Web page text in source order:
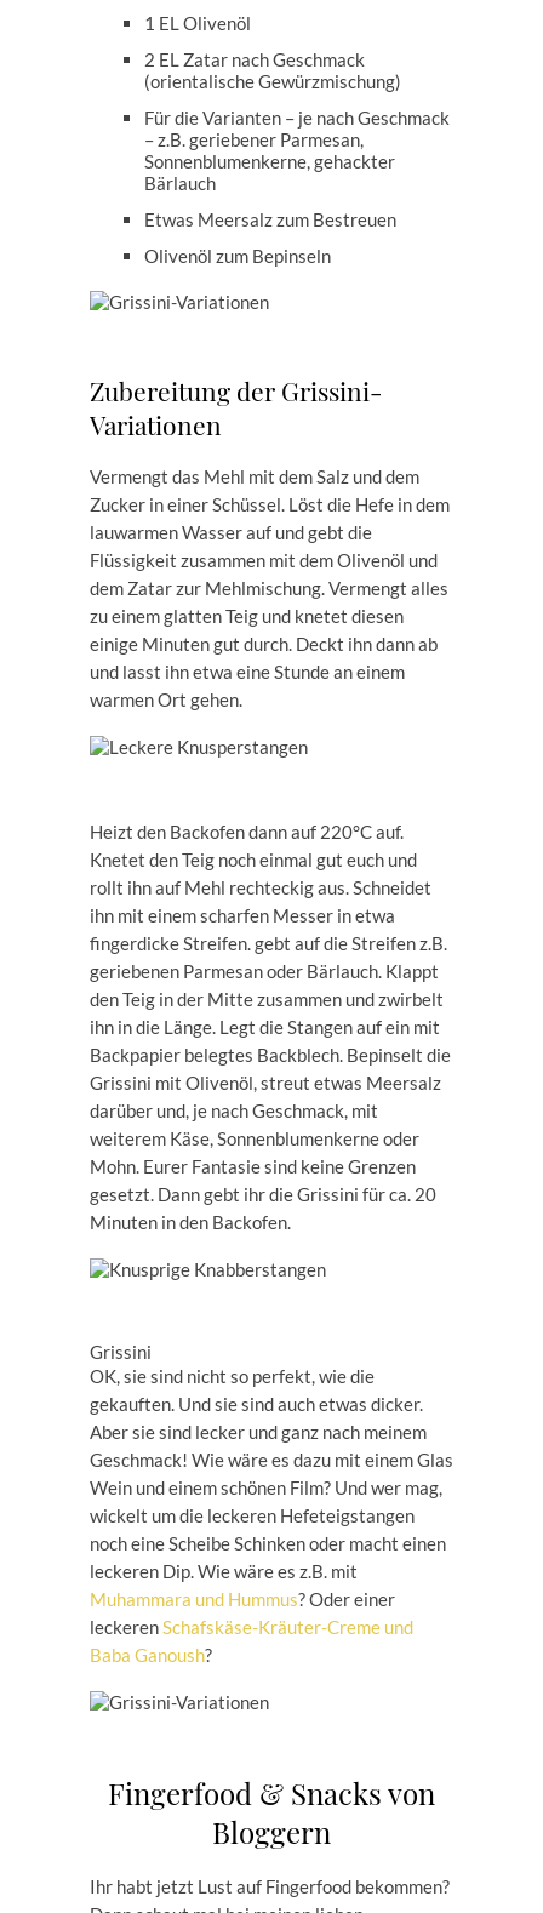
1 EL Olivenöl
2 EL Zatar nach Geschmack
(orientalische Gewürzmischung)
Für die Varianten – je nach Geschmack
– z.B. geriebener Parmesan,
Sonnenblumenkerne, gehackter
Bärlauch
Etwas Meersalz zum Bestreuen
Olivenöl zum Bepinseln
Zubereitung der Grissini-
Variationen
Vermengt das Mehl mit dem Salz und dem
Zucker in einer Schüssel. Löst die Hefe in dem
lauwarmen Wasser auf und gebt die
Flüssigkeit zusammen mit dem Olivenöl und
dem Zatar zur Mehlmischung. Vermengt alles
zu einem glatten Teig und knetet diesen
einige Minuten gut durch. Deckt ihn dann ab
und lasst ihn etwa eine Stunde an einem
warmen Ort gehen.
Heizt den Backofen dann auf 220°C auf.
Knetet den Teig noch einmal gut euch und
rollt ihn auf Mehl rechteckig aus. Schneidet
ihn mit einem scharfen Messer in etwa
fingerdicke Streifen. gebt auf die Streifen z.B.
geriebenen Parmesan oder Bärlauch. Klappt
den Teig in der Mitte zusammen und zwirbelt
ihn in die Länge. Legt die Stangen auf ein mit
Backpapier belegtes Backblech. Bepinselt die
Grissini mit Olivenöl, streut etwas Meersalz
darüber und, je nach Geschmack, mit
weiterem Käse, Sonnenblumenkerne oder
Mohn. Eurer Fantasie sind keine Grenzen
gesetzt. Dann gebt ihr die Grissini für ca. 20
Minuten in den Backofen.
Grissini
OK, sie sind nicht so perfekt, wie die
gekauften. Und sie sind auch etwas dicker.
Aber sie sind lecker und ganz nach meinem
Geschmack! Wie wäre es dazu mit einem Glas
Wein und einem schönen Film? Und wer mag,
wickelt um die leckeren Hefeteigstangen
noch eine Scheibe Schinken oder macht einen
leckeren Dip. Wie wäre es z.B. mit
Muhammara und Hummus? Oder einer
leckerenSchafskäse-Kräuter-Creme und
Baba Ganoush?
Fingerfood & Snacks von
Bloggern
Ihr habt jetzt Lust auf Fingerfood bekommen?